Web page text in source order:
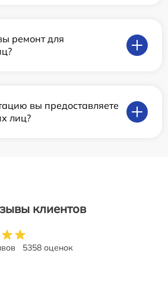
ремонт для
вы предоставляете
лиц?
клиентов
5358 оценок